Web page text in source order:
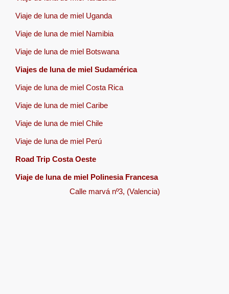
Viaje de luna de miel Uganda
Viaje de luna de miel Namibia
Viaje de luna de miel Botswana
Viajes de luna de miel Sudamérica
Viaje de luna de miel Costa Rica
Viaje de luna de miel Caribe
Viaje de luna de miel Chile
Viaje de luna de miel Perú
Road Trip Costa Oeste
Viaje de luna de miel Polinesia Francesa
Calle marvá nº3, (Valencia)